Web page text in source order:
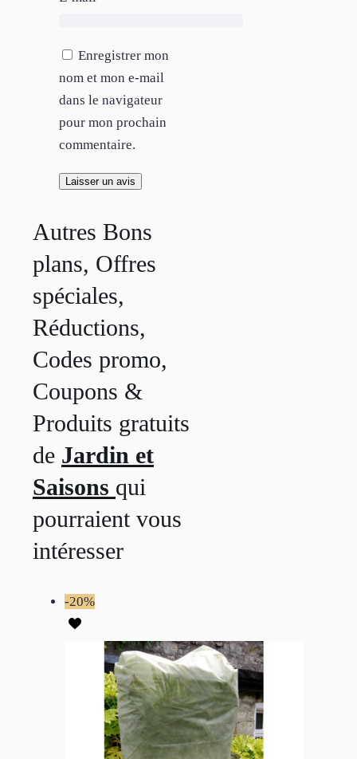
Enregistrer mon
nom et mon e-mail
dans le navigateur
pour mon prochain
commentaire.
Autres Bons
plans, Offres
spéciales,
Réductions,
Codes promo,
Coupons &
Produits gratuits
de Jardin et
Saisons qui
pourraient vous
intéresser
-20%